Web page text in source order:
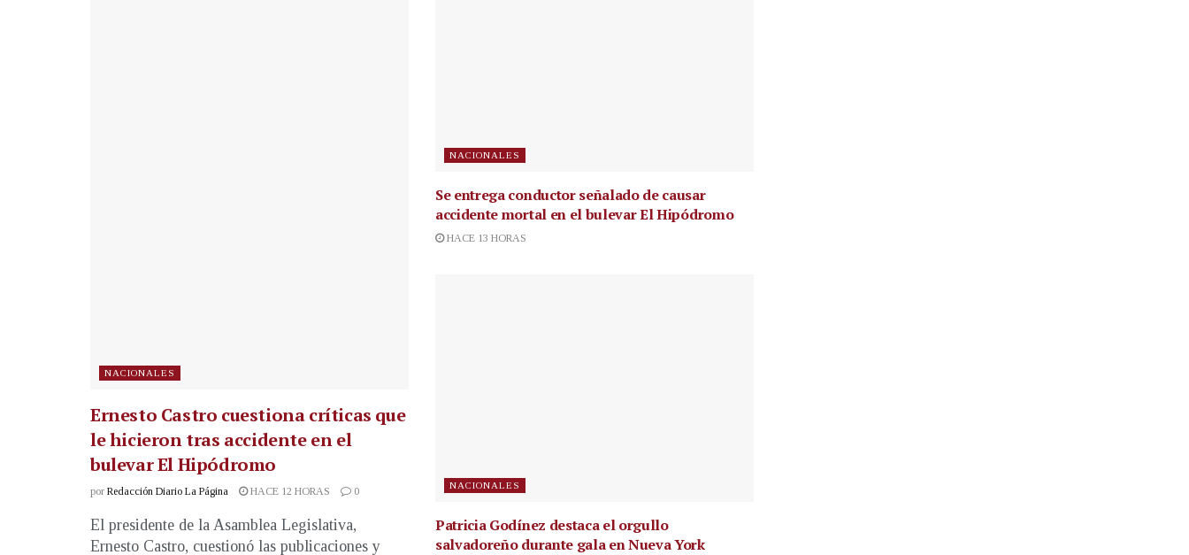
NACIONALES
Ernesto Castro cuestiona críticas que
le hicieron tras accidente en el
bulevar El Hipódromo
por Redacción Diario La Página HACE 12 HORAS 0
El presidente de la Asamblea Legislativa,
Ernesto Castro, cuestionó las publicaciones y
NACIONALES
Se entrega conductor señalado de causar
accidente mortal en el bulevar El Hipódromo
HACE 13 HORAS
NACIONALES
Patricia Godínez destaca el orgullo
salvadoreño durante gala en Nueva York